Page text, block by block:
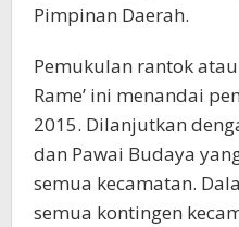
Pimpinan Daerah.
Pemukulan rantok
Rame’ ini menandai
2015. Dilanjutkan
dan Pawai Budaya
semua kecamatan.
semua kontingen